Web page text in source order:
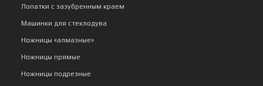
Лопатки с зазубренным краем
Машинки для стеклодува
Ножницы «алмазные»
Ножницы прямые
Ножницы подрезные